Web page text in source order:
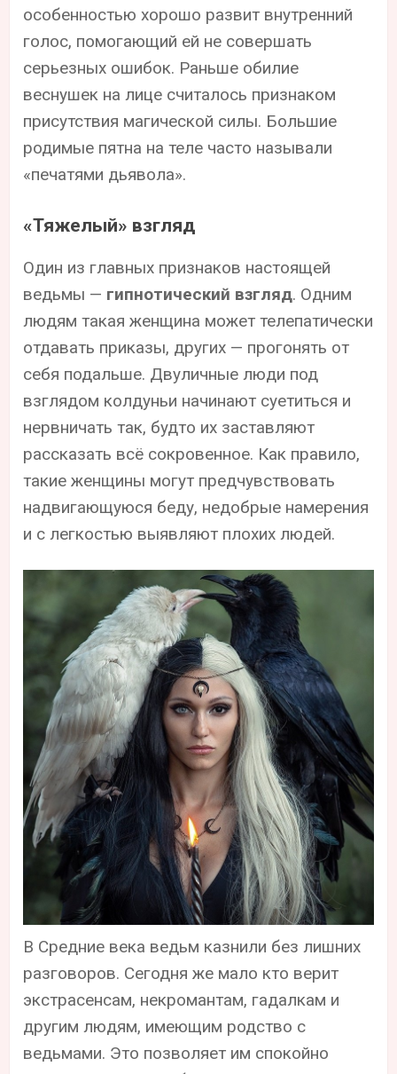
особенностью хорошо развит внутренний
голос, помогающий ей не совершать
серьезных ошибок. Раньше обилие
веснушек на лице считалось признаком
присутствия магической силы. Большие
родимые пятна на теле часто называли
«печатями дьявола».
«Тяжелый» взгляд
Один из главных признаков настоящей
ведьмы — гипнотический взгляд. Одним
людям такая женщина может телепатически
отдавать приказы, других — прогонять от
себя подальше. Двуличные люди под
взглядом колдуньи начинают суетиться и
нервничать так, будто их заставляют
рассказать всё сокровенное. Как правило,
такие женщины могут предчувствовать
надвигающуюся беду, недобрые намерения
и с легкостью выявляют плохих людей.
В Средние века ведьм казнили без лишних
разговоров. Сегодня же мало кто верит
экстрасенсам, некромантам, гадалкам и
другим людям, имеющим родство с
ведьмами. Это позволяет им спокойно